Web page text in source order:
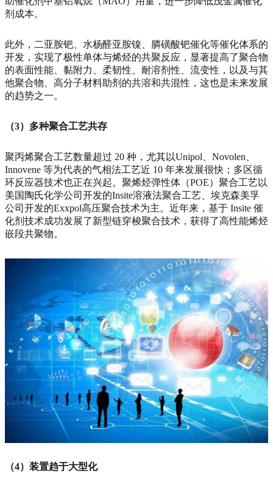
剂成本。
此外，二亚胺钯、水杨醛亚胺镍、膦磺酸钯催化等催化体系的
开发，实现了极性单体与烯烃的共聚反应，显著提高了聚合物
的表面性能、黏附力、柔韧性、耐溶剂性、流变性，以及与其
他聚合物、高分子材料助剂的共溶和共混性，这也是未来发展
的趋势之一。
（3）多种聚合工艺共存
聚丙烯聚合工艺数量超过 20 种，尤其以Unipol、Novolen、
Innovene 等为代表的气相法工艺近 10 年来发展很快；多区循
环反应器技术也正在兴起。聚烯烃弹性体（POE）聚合工艺以
美国陶氏化学公司开发的Insite溶液法聚合工艺、埃克森美孚
公司开发的Exxpol高压聚合技术为主。近年来，基于 Insite 催
化剂技术成功发展了新型链穿梭聚合技术，获得了高性能烯烃
嵌段共聚物。
（4）装置趋于大型化